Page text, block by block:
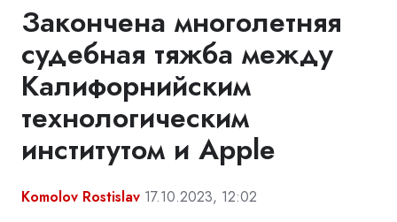
Закончена многолетняя
судебная тяжба между
Калифорнийским
технологическим
институтом и Apple
Komolov Rostislav 17.10.2023, 12:02